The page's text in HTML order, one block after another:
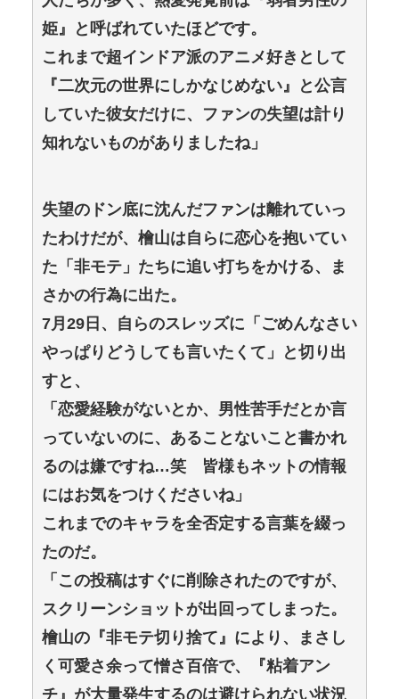
姫』と呼ばれていたほどです。
これまで超インドア派のアニメ好きとして
『二次元の世界にしかなじめない』と公言
していた彼女だけに、ファンの失望は計り
知れないものがありましたね」
失望のドン底に沈んだファンは離れていっ
たわけだが、檜山は自らに恋心を抱いてい
た「非モテ」たちに追い打ちをかける、ま
さかの行為に出た。
7月29日、自らのスレッズに「ごめんなさい
やっぱりどうしても言いたくて」と切り出
すと、
「恋愛経験がないとか、男性苦手だとか言
っていないのに、あることないこと書かれ
るのは嫌ですね…笑 皆様もネットの情報
にはお気をつけくださいね」
これまでのキャラを全否定する言葉を綴っ
たのだ。
「この投稿はすぐに削除されたのですが、
スクリーンショットが出回ってしまった。
檜山の『非モテ切り捨て』により、まさし
く可愛さ余って憎さ百倍で、『粘着アン
チ』が大量発生するのは避けられない状況